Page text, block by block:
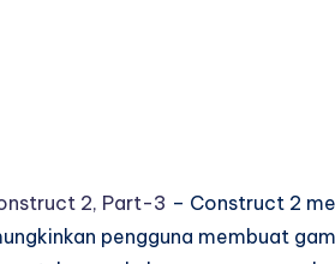
2, Part-3 – Construct 2
pengguna membuat